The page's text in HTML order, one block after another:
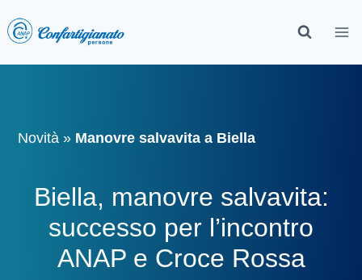
Novità » Manovre salvavita a Biella
Biella, manovre salvavita:
successo per l’incontro
ANAP e Croce Rossa